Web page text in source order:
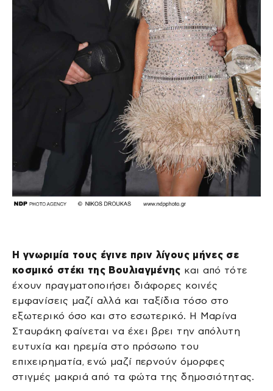
Η γνωριμία τους έγινε πριν λίγους μήνες σε
κοσμικό στέκι της Βουλιαγμένης και από τότε
έχουν πραγματοποιήσει διάφορες κοινές
εμφανίσεις μαζί αλλά και ταξίδια τόσο στο
εξωτερικό όσο και στο εσωτερικό. Η Μαρίνα
Σταυράκη φαίνεται να έχει βρει την απόλυτη
ευτυχία και ηρεμία στο πρόσωπο του
επιχειρηματία, ενώ μαζί περνούν όμορφες
στιγμές μακριά από τα φώτα της δημοσιότητας.